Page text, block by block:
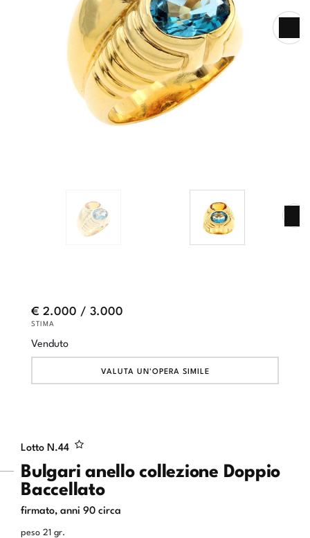
Lotto N.44
Bulgari anello collezione Doppio
Baccellato
firmato, anni 90 circa
peso 21 gr.
€ 2.000 / 3.000
STIMA
Venduto
VALUTA UN'OPERA SIMILE